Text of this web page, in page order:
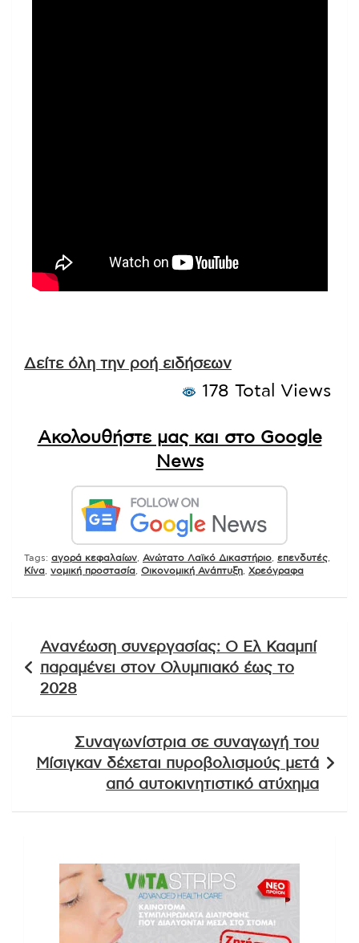
Δείτε όλη την ροή ειδήσεων
178 Total Views
Ακολουθήστε μας και στο Google
News
Tags: αγορά κεφαλαίων Ανώτατο Λαϊκό Δικαστήριο επενδυτές
Κίνα νομική προστασία Οικονομική Ανάπτυξη Χρεόγραφα
άρθρων
Ανανέωση συνεργασίας: Ο Ελ Κααμπί
παραμένει στον Ολυμπιακό έως το
2028
Συναγωνίστρια σε συναγωγή του
Μίσιγκαν δέχεται πυροβολισμούς μετά
από αυτοκινητιστικό ατύχημα